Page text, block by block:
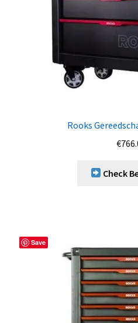
Rooks
€
Check
Save